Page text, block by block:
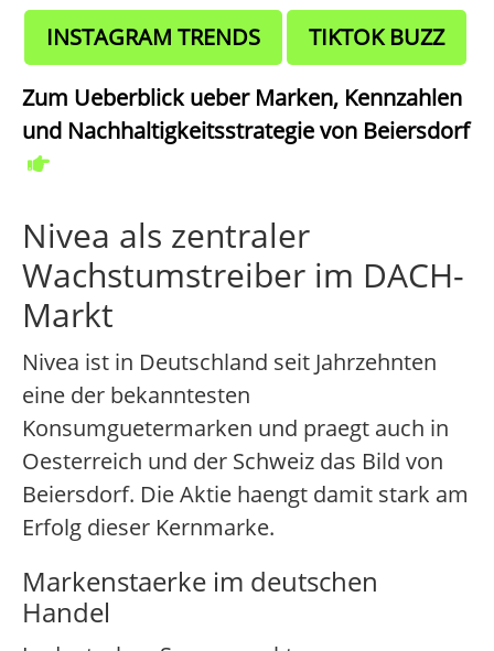
INSTAGRAM TRENDS TIKTOK BUZZ
Zum Ueberblick ueber Marken, Kennzahlen
und Nachhaltigkeitsstrategie von Beiersdorf
Nivea als zentraler
Wachstumstreiber im DACH-
Markt
Nivea ist in Deutschland seit Jahrzehnten
eine der bekanntesten
Konsumguetermarken und praegt auch in
Oesterreich und der Schweiz das Bild von
Beiersdorf. Die Aktie haengt damit stark am
Erfolg dieser Kernmarke.
Markenstaerke im deutschen
Handel